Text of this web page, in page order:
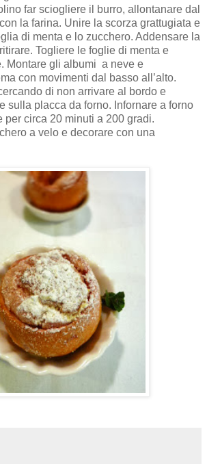
far sciogliere il burro, allontanare dal
la farina. Unire la scorza grattugiata e
di menta e lo zucchero. Addensare la
Togliere le foglie di menta e
Montare gli albumi a neve e
con movimenti dal basso all’alto.
di non arrivare al bordo e
sulla placca da forno. Infornare a forno
per circa 20 minuti a 200 gradi.
a velo e decorare con una